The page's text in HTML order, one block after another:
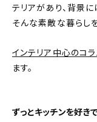
おすすめの記事
インテリア
テリアがあり、背景
そんな素敵な暮らし
インテリア中心のコ
ます。
ずっとキッチンを好き